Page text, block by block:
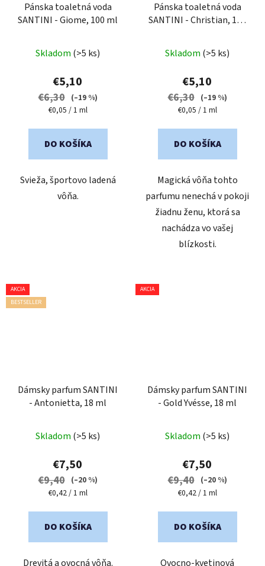
Pánska toaletná voda
SANTINI - Giome, 100 ml
hodnotenie
produktu
je
5,0
5
Skladom (>5 ks)
€5,10
€6,30
(–19 %)
Jednotková
€0,05 / 1 ml
DO KOŠÍKA
Svieža, športovo ladená
vôňa.
Pánska toaletná voda
SANTINI - Christian, 100
hodnotenie
produktu
je
5,0
5
Skladom (>5 ks)
€5,10
€6,30
(–19 %)
Jednotková
€0,05 / 1 ml
DO KOŠÍKA
Magická vôňa tohto
parfumu nenechá v pokoji
žiadnu ženu, ktorá sa
nachádza vo vašej
blízkosti.
AKCIA
BESTSELLER
Dámsky parfum SANTINI
- Antonietta, 18 ml
hodnotenie
produktu
je
3,0
5
Skladom (>5 ks)
€7,50
€9,40
(–20 %)
Jednotková
€0,42 / 1 ml
DO KOŠÍKA
Drevitá a ovocná vôňa.
AKCIA
Dámsky parfum SANTINI
- Gold Yvésse, 18 ml
Skladom (>5 ks)
€7,50
€9,40
(–20 %)
Jednotková
€0,42 / 1 ml
DO KOŠÍKA
Ovocno-kvetinová